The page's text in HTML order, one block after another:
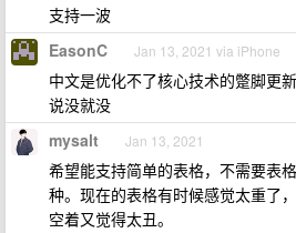
支持一波
EasonC Jan 13, 2021 via iPhone
中文是优化不了核心技术的蹩脚更
说没就没
mysalt Jan 13, 2021
希望能支持简单的表格，不需要表
种。现在的表格有时候感觉太重了
空着又觉得太丑。